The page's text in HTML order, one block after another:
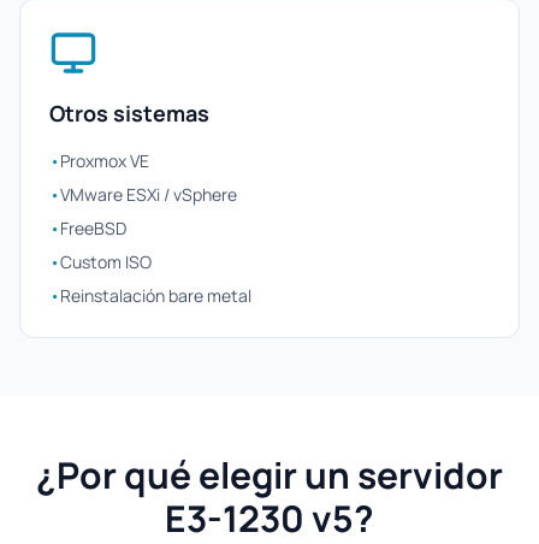
Otros sistemas
•Proxmox VE
•VMware ESXi / vSphere
•FreeBSD
•Custom ISO
•Reinstalación bare metal
¿Por qué elegir un servidor
E3-1230 v5?